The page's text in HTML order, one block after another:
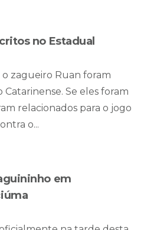
no Estadual
zagueiro Ruan foram
Se eles foram
relacionados para o jogo
o...
em